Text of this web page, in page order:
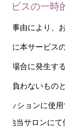
ービスの一時
の事由により、
的に本サービス
の場合に発生す
を負わないもの
セッションに使
の他当サロンに